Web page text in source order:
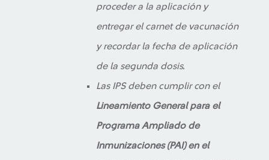
proceder a la aplicación y
entregar el carnet de vacunación
y recordar la fecha de aplicación
de la segunda dosis.
Las IPS deben cumplir con el
Lineamiento General para el
Programa Ampliado de
Inmunizaciones (PAI) en el